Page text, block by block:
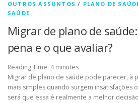
OUTROS ASSUNTOS / PLANO DE
SAÚDE
Migrar de plano de
pena e o que avaliar?
Reading Time: 4 minutes
Migrar de plano de saúde pode parecer, à
mais simples quando surgem insatisfações
será que essa é realmente a melhor